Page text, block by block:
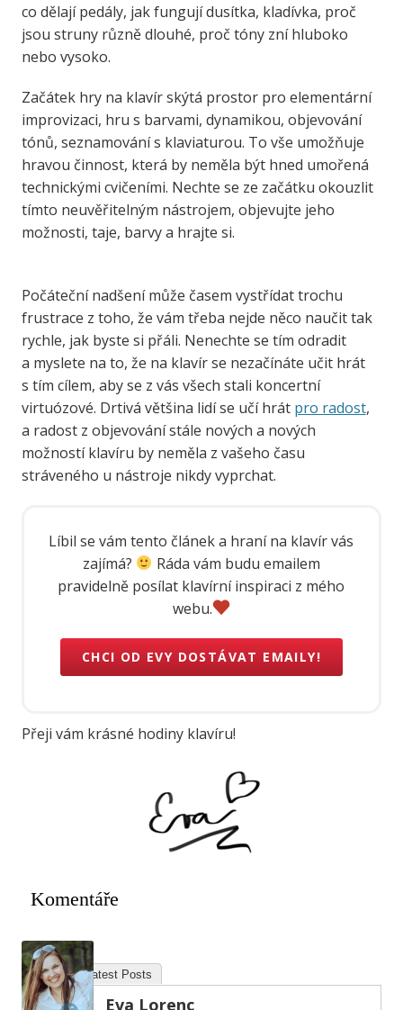
co dělají pedály, jak fungují dusítka, kladívka, proč
jsou struny různě dlouhé, proč tóny zní hluboko
nebo vysoko.
Začátek hry na klavír skýtá prostor pro elementární
improvizaci, hru s barvami, dynamikou, objevování
tónů, seznamování s klaviaturou. To vše umožňuje
hravou činnost, která by neměla být hned umořená
technickými cvičeními. Nechte se ze začátku okouzlit
tímto neuvěřitelným nástrojem, objevujte jeho
možnosti, taje, barvy a hrajte si.
Počáteční nadšení může časem vystřídat trochu
frustrace z toho, že vám třeba nejde něco naučit tak
rychle, jak byste si přáli. Nenechte se tím odradit
a myslete na to, že na klavír se nezačínáte učit hrát
s tím cílem, aby se z vás všech stali koncertní
virtuózové. Drtivá většina lidí se učí hrát pro radost,
a radost z objevování stále nových a nových
možností klavíru by neměla z vašeho času
stráveného u nástroje nikdy vyprchat.
Líbil se vám tento článek a hraní na klavír vás
zajímá?
Ráda vám budu emailem
pravidelně posílat klavírní inspiraci z mého
webu.
CHCI OD EVY DOSTÁVAT EMAILY!
Přeji vám krásné hodiny klavíru!
Komentáře
About Latest Posts
Eva Lorenc